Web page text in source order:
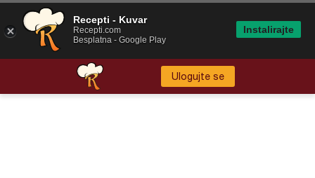
Ulogujte se
Recepti - Kuvar
Recepti.com
Besplatna - Google Play
Instalirajte